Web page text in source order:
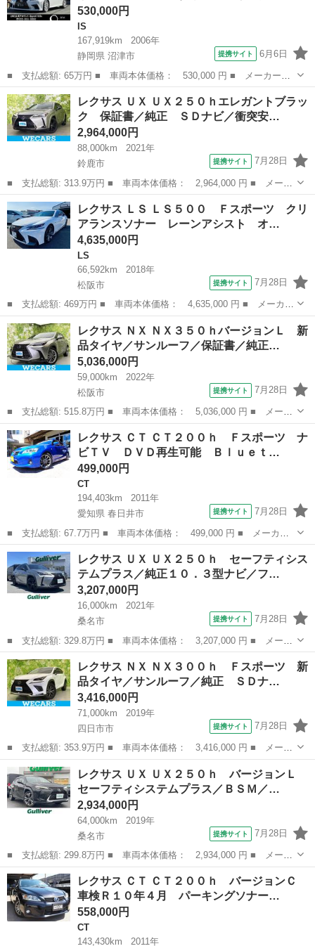
530,000円
IS
167,919km
2006年
静岡県 沼津市
提携サイト 6月6日
■ 支払総額: 65万円 ■ 車両本体価格： 530,000 円 ■ メーカー
名： レクサス ■ 車種名： ＩＳ ■ グレード名： ＩＳ２５０
社外スピンドルグリルバンパー ローダウン１９インチＡＷ トラン
クスポイラー サ...
静岡 沼津市 IS
レクサス ＵＸ ＵＸ２５０ｈエレガントブラッ
ク 保証書／純正 ＳＤナビ／衝突安…
2,964,000円
88,000km
2021年
鈴鹿市
提携サイト 7月28日
■ 支払総額: 313.9万円 ■ 車両本体価格： 2,964,000 円 ■ メーカ
ー名： レクサス ■ 車種名： ＵＸ ■ グレード名： ＵＸ２５０
ｈエレガントブラック 保証書／純正 ＳＤナビ／衝突安全装置／シ
ートヒー...
三重 鈴鹿市 レクサス
レクサス ＬＳ ＬＳ５００ Ｆスポーツ クリ
アランスソナー レーンアシスト オ…
4,635,000円
LS
66,592km
2018年
松阪市
提携サイト 7月28日
■ 支払総額: 469万円 ■ 車両本体価格： 4,635,000 円 ■ メーカー
名： レクサス ■ 車種名： ＬＳ ■ グレード名： ＬＳ５００
Ｆスポーツ クリアランスソナー レーンアシスト オートクルーズ
コントロー...
三重 松阪市 LS
レクサス ＮＸ ＮＸ３５０ｈバージョンＬ 新
品タイヤ／サンルーフ／保証書／純正…
5,036,000円
59,000km
2022年
松阪市
提携サイト 7月28日
■ 支払総額: 515.8万円 ■ 車両本体価格： 5,036,000 円 ■ メーカ
ー名： レクサス ■ 車種名： ＮＸ ■ グレード名： ＮＸ３５０
ｈバージョンＬ 新品タイヤ／サンルーフ／保証書／純正 ＳＤナビ
／衝突安...
三重 松阪市 レクサス
レクサス ＣＴ ＣＴ２００ｈ Ｆスポーツ ナ
ビＴＶ ＤＶＤ再生可能 Ｂｌｕｅｔ…
499,000円
CT
194,403km
2011年
愛知県 春日井市
提携サイト 7月28日
■ 支払総額: 67.7万円 ■ 車両本体価格： 499,000 円 ■ メーカー
名： レクサス ■ 車種名： ＣＴ ■ グレード名： ＣＴ２００
ｈ Ｆスポーツ ナビＴＶ ＤＶＤ再生可能 Ｂｌｕｅｔｏｏｔｈ
ＵＳＢ入力端子...
愛知 春日井市
レクサス ＵＸ ＵＸ２５０ｈ セーフティシス
テムプラス／純正１０．３型ナビ／フ…
3,207,000円
16,000km
2021年
桑名市
提携サイト 7月28日
■ 支払総額: 329.8万円 ■ 車両本体価格： 3,207,000 円 ■ メーカ
ー名： レクサス ■ 車種名： ＵＸ ■ グレード名： ＵＸ２５０
ｈ セーフティシステムプラス／純正１０．３型ナビ／フルセグ／Ｃ
Ｄ／ＤＶ...
三重 桑名市 レクサス
レクサス ＮＸ ＮＸ３００ｈ Ｆスポーツ 新
品タイヤ／サンルーフ／純正 ＳＤナ…
3,416,000円
71,000km
2019年
四日市市
提携サイト 7月28日
■ 支払総額: 353.9万円 ■ 車両本体価格： 3,416,000 円 ■ メーカ
ー名： レクサス ■ 車種名： ＮＸ ■ グレード名： ＮＸ３００
ｈ Ｆスポーツ 新品タイヤ／サンルーフ／純正 ＳＤナビ／エアー
シート ...
三重 四日市市 レクサス
レクサス ＵＸ ＵＸ２５０ｈ バージョンＬ
セーフティシステムプラス／ＢＳＭ／…
2,934,000円
64,000km
2019年
桑名市
提携サイト 7月28日
■ 支払総額: 299.8万円 ■ 車両本体価格： 2,934,000 円 ■ メーカ
ー名： レクサス ■ 車種名： ＵＸ ■ グレード名： ＵＸ２５０
ｈ バージョンＬ セーフティシステムプラス／ＢＳＭ／パノラミッ
クビュー...
三重 桑名市 レクサス
レクサス ＣＴ ＣＴ２００ｈ バージョンＣ
車検Ｒ１０年４月 パーキングソナー…
558,000円
CT
143,430km
2011年